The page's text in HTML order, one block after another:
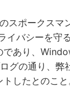
スポークスマ
イバシーを守
あり、
グの通り、弊
したとのこと